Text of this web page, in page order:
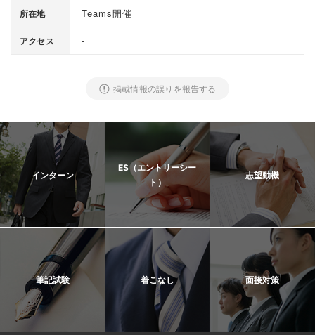
所在地 Teams開催
アクセス -
掲載情報の誤りを報告する
インターン
ES（エントリーシー
ト）
志望動機
筆記試験 着こなし 面接対策